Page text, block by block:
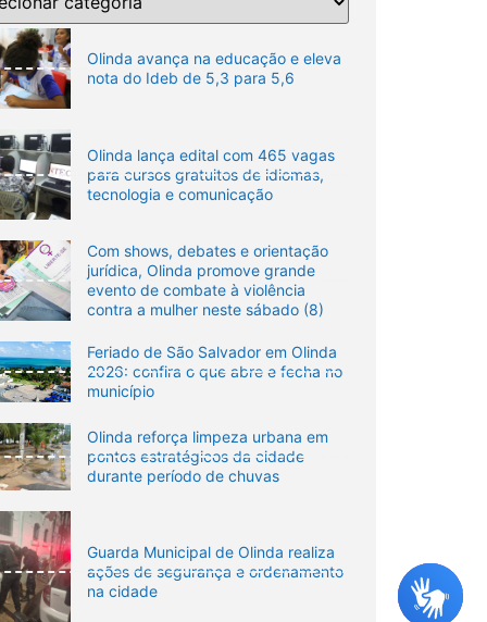
Olinda avança na educação e eleva
nota do Ideb de 5,3 para 5,6
Olinda lança edital com 465 vagas
para cursos gratuitos de idiomas,
tecnologia e comunicação
Com shows, debates e orientação
jurídica, Olinda promove grande
evento de combate à violência
contra a mulher neste sábado (8)
Feriado de São Salvador em Olinda
2026: confira o que abre e fecha no
município
Olinda reforça limpeza urbana em
pontos estratégicos da cidade
durante período de chuvas
Guarda Municipal de Olinda realiza
ações de segurança e ordenamento
na cidade